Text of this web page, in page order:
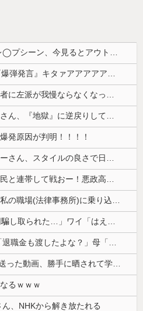
発原因が判明！！！！
るｗｗｗ
ん、NHKから解き放たれる